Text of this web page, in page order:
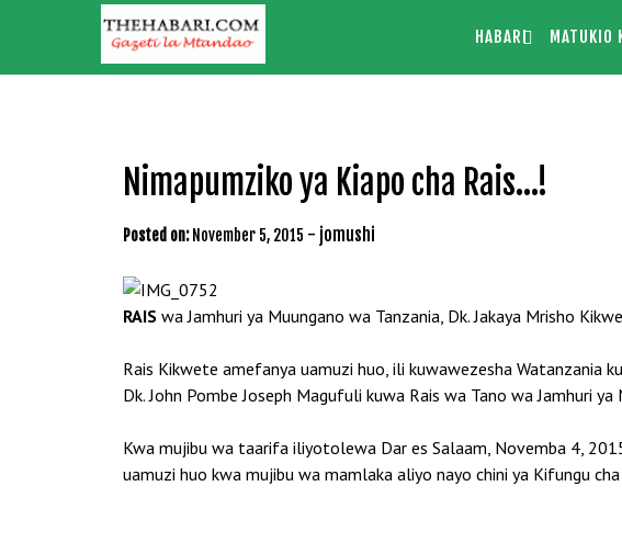
HABARI MATUKIO
Nimapumziko ya Kiapo cha Rais…!
Posted on: November 5, 2015 - jomushi
RAIS wa Jamhuri ya Muungano wa Tanzania, Dk. Jakaya Mrisho
Rais Kikwete amefanya uamuzi huo, ili kuwawezesha Watanzania
Dk. John Pombe Joseph Magufuli kuwa Rais wa Tano wa Jamhuri ya
Kwa mujibu wa taarifa iliyotolewa Dar es Salaam, Novemba 4,
uamuzi huo kwa mujibu wa mamlaka aliyo nayo chini ya Kifungu